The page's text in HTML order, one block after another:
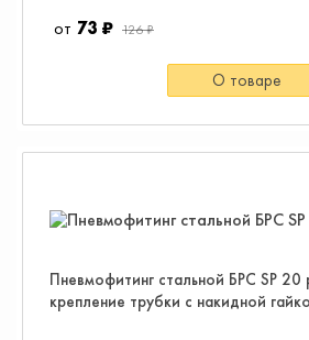
73 ₽ 126 ₽
О товаре
Пневмофитинг стальной БРС SP 20
крепление трубки с накидной